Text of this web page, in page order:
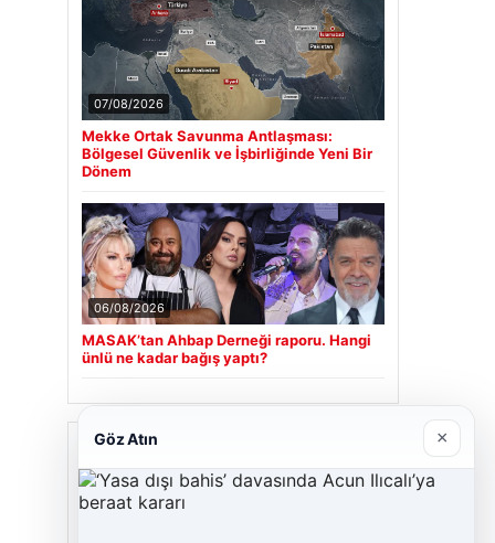
07/08/2026
Mekke Ortak Savunma Antlaşması:
Bölgesel Güvenlik ve İşbirliğinde Yeni Bir
Dönem
06/08/2026
MASAK’tan Ahbap Derneği raporu. Hangi
ünlü ne kadar bağış yaptı?
Son Eklenen Firmalar
Cengiz Sigorta
Göz Atın ×